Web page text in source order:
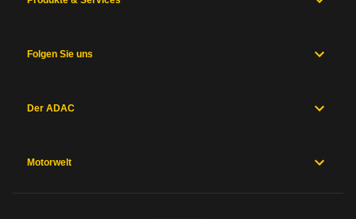
Folgen Sie uns
Der ADAC
Motorwelt